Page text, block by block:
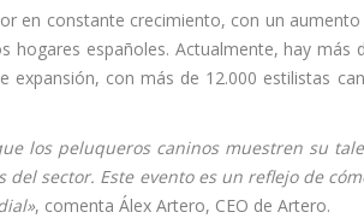
en constante crecimiento, con un
hogares españoles. Actualmente, hay más
con más de 12.000 estilistas
los peluqueros caninos muestren su
sector. Este evento es un reflejo de
, comenta Álex Artero, CEO de Artero.